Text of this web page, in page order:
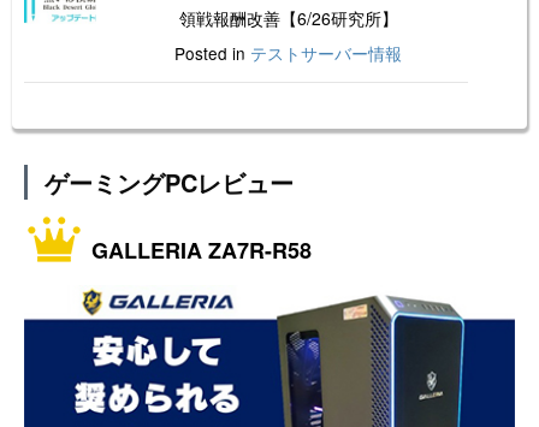
領戦報酬改善【6/26研究所】
Posted in テストサーバー情報
ゲーミングPCレビュー
GALLERIA ZA7R-R58